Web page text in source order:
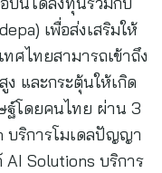
เพื่อส่งเสริมให้
ศไทยสามารถเข้าถึง
และกระตุ้นให้เกิด
โดยคนไทย ผ่าน 3
บริการโมเดลปัญญา
Solutions บริการ